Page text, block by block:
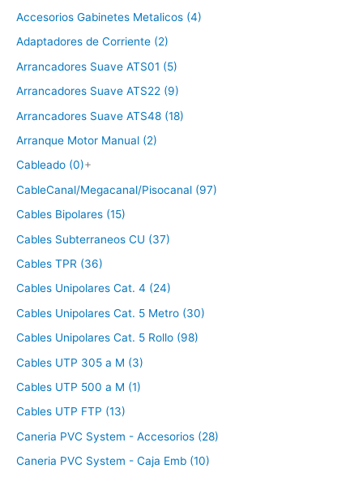
Accesorios Gabinetes Metalicos (4)
Adaptadores de Corriente (2)
Arrancadores Suave ATS01 (5)
Arrancadores Suave ATS22 (9)
Arrancadores Suave ATS48 (18)
Arranque Motor Manual (2)
Cableado (0)+
CableCanal/Megacanal/Pisocanal (97)
Cables Bipolares (15)
Cables Subterraneos CU (37)
Cables TPR (36)
Cables Unipolares Cat. 4 (24)
Cables Unipolares Cat. 5 Metro (30)
Cables Unipolares Cat. 5 Rollo (98)
Cables UTP 305 a M (3)
Cables UTP 500 a M (1)
Cables UTP FTP (13)
Caneria PVC System - Accesorios (28)
Caneria PVC System - Caja Emb (10)